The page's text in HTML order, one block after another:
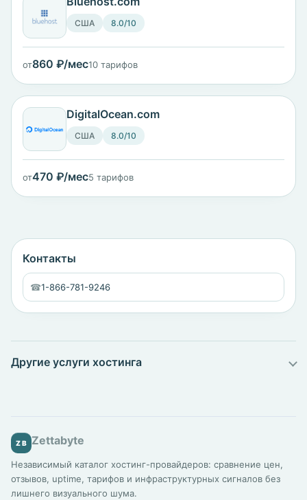
США 8.0/10
от860 ₽/мес10 тарифов
DigitalOcean.com
США 8.0/10
от470 ₽/мес5 тарифов
Контакты
☎1-866-781-9246
Другие услуги хостинга
ZB Zettabyte
Независимый каталог хостинг-провайдеров: сравнение цен,
отзывов, uptime, тарифов и инфраструктурных сигналов без
лишнего визуального шума.